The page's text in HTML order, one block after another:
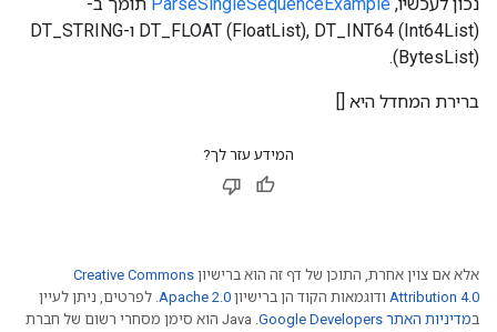
DT_FLOAT (FloatList), DT_INT64 (Int64List) ו-DT_STRING
(BytesList).
ברירת המחדל היא []
המידע עזר לך?
אלא אם צוין אחרת, התוכן של דף זה הוא ברישיון Creative Commons
Attribution 4.0 ודוגמאות הקוד הן ברישיון Apache 2.0. לפרטים, ניתן לעיין
במדיניות האתר Google Developers‏
.‏ Java הוא סימן מסחרי רשום של חברת